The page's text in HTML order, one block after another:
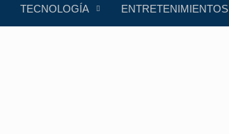
TECNOLOGÍA ENTRETENIMIENTOS